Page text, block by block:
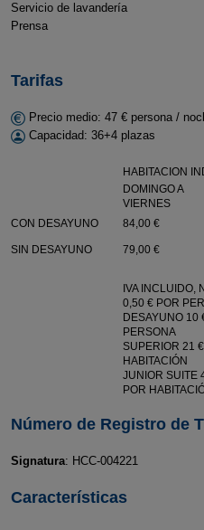
Servicio de lavandería
Prensa
Tarifas
Precio medio: 47 € persona /
Capacidad: 36+4 plazas
HABITACION
DOMINGO A
VIERNES
CON DESAYUNO 84,00 €
SIN DESAYUNO 79,00 €
IVA INCLUIDO,
0,50 € POR
DESAYUNO 10
PERSONA
SUPERIOR 21
HABITACIÓN
JUNIOR SUITE
POR
Número de Registro de
Signatura: HCC-004221
Características